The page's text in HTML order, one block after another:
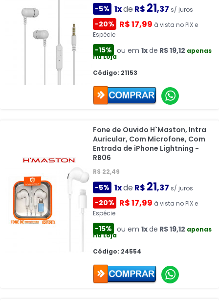
-5% 1xde R$ 21,37 s/ juros
-20% R$ 17,99 à vista no PIX e
Espécie
-15% ou em 1xde R$ 19,12 apenas
na Loja
Código: 21153
Fone de Ouvido H`Maston, Intra
Auricular, Com Microfone, Com
Entrada de iPhone Lightning -
RB06
R$ 22,49
-5% 1xde R$ 21,37 s/ juros
-20% R$ 17,99 à vista no PIX e
Espécie
-15% ou em 1xde R$ 19,12 apenas
na Loja
Código: 24554